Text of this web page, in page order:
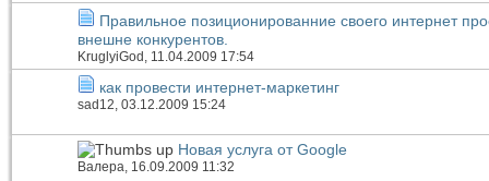
Правильное позиционированние своего интернет
внешне конкурентов.
KruglyiGod , 11.04.2009 17:54
как провести интернет-маркетинг
sad12 , 03.12.2009 15:24
Новая услуга от Google
Валера, 16.09.2009 11:32